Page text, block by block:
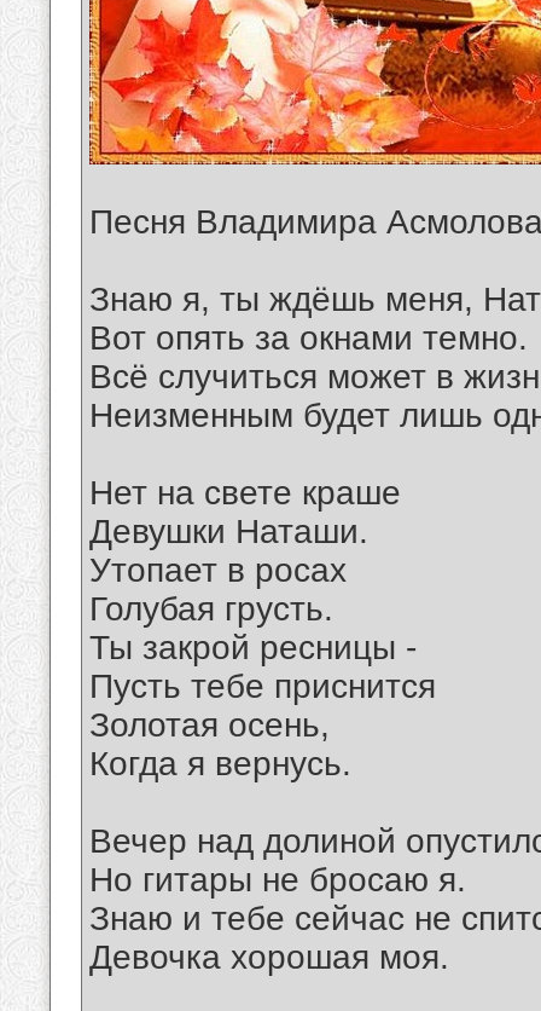
Песня Владимира
Знаю я, ты ждёшь меня,
Вот опять за окнами темно.
Всё случиться может в
Неизменным будет лишь
Нет на свете краше
Девушки Наташи.
Утопает в росах
Голубая грусть.
Ты закрой ресницы -
Пусть тебе приснится
Золотая осень,
Когда я вернусь.
Вечер над долиной
Но гитары не бросаю я.
Знаю и тебе сейчас не
Девочка хорошая моя.